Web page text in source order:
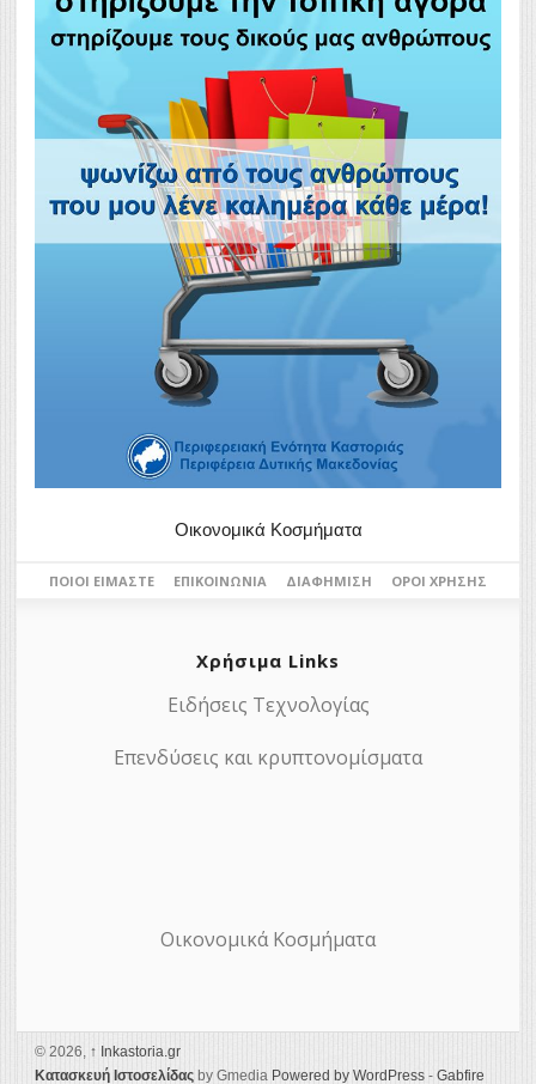
Οικονομικά Κοσμήματα
ΠΟΙΟΙ ΕΊΜΑΣΤΕ ΕΠΙΚΟΙΝΩΝΊΑ ΔΙΑΦΉΜΙΣΗ ΌΡΟΙ ΧΡΉΣΗΣ
Χρήσιμα Links
Ειδήσεις Τεχνολογίας
Επενδύσεις και κρυπτονομίσματα
Οικονομικά Κοσμήματα
© 2026, ↑ Ιnkastoria.gr
Κατασκευή Ιστοσελίδας by Gmedia Powered by WordPress - Gabfire